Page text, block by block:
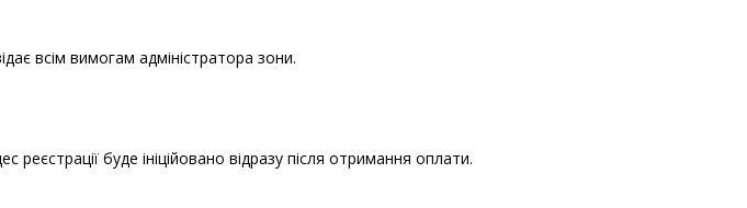
всім вимогам адміністратора зони.
буде ініційовано відразу після отримання оплати.